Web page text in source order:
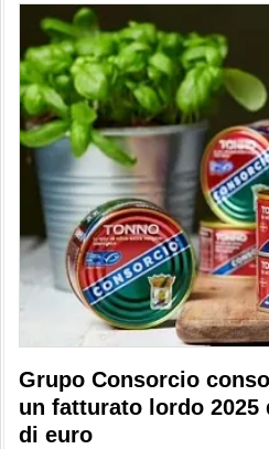
Grupo Consorcio
un fatturato lordo
di euro